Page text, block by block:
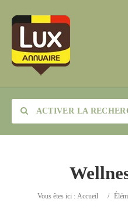
ACTIVER LA
Catégorie
Vous êtes ici : Accueil /